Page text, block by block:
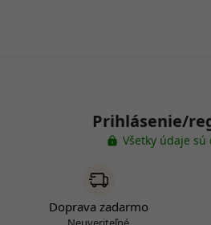
Prihlásenie/
Všetky údaje sú
Doprava zadarmo